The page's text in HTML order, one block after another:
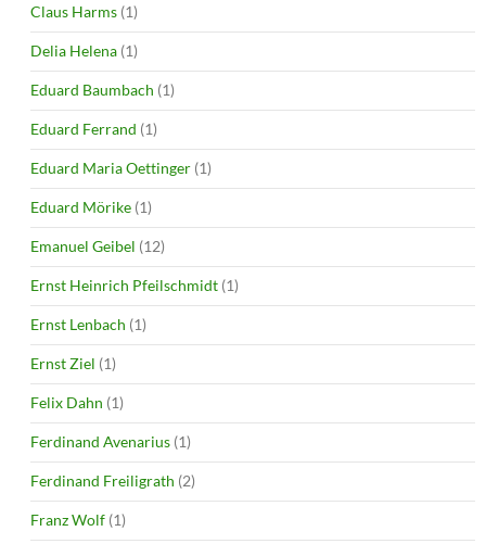
Claus Harms (1)
Delia Helena (1)
Eduard Baumbach (1)
Eduard Ferrand (1)
Eduard Maria Oettinger (1)
Eduard Mörike (1)
Emanuel Geibel (12)
Ernst Heinrich Pfeilschmidt (1)
Ernst Lenbach (1)
Ernst Ziel (1)
Felix Dahn (1)
Ferdinand Avenarius (1)
Ferdinand Freiligrath (2)
Franz Wolf (1)